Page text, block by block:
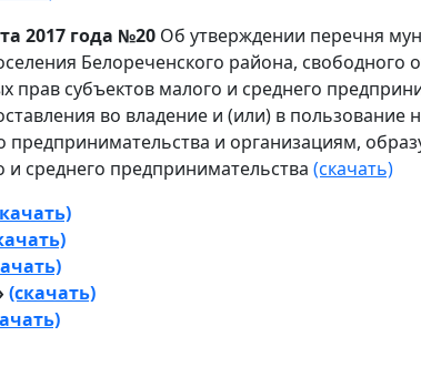
2017 года №20 Об утверждении перечня
Белореченского района, свободного
субъектов малого и среднего
во владение и (или) в пользование
предпринимательства и организациям,
среднего предпринимательства (скачать)
(скачать)